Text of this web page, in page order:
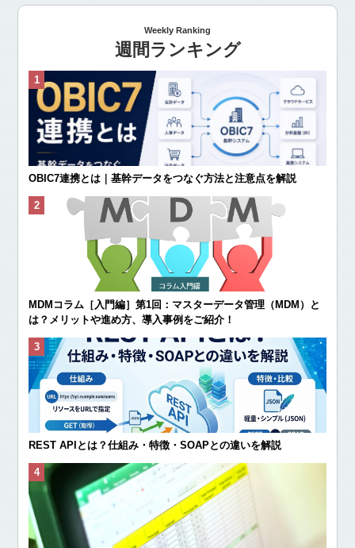
Weekly Ranking
週間ランキング
OBIC7連携とは｜基幹データをつなぐ方法と注意点を解説
MDMコラム［入門編］第1回：マスターデータ管理（MDM）と
は？メリットや進め方、導入事例をご紹介！
REST APIとは？仕組み・特徴・SOAPとの違いを解説